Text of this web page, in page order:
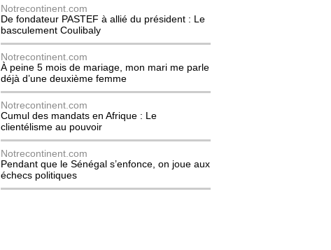
Notrecontinent.com
De fondateur PASTEF à allié du président : Le
basculement Coulibaly
Notrecontinent.com
À peine 5 mois de mariage, mon mari me parle
déjà d’une deuxième femme
Notrecontinent.com
Cumul des mandats en Afrique : Le
clientélisme au pouvoir
Notrecontinent.com
Pendant que le Sénégal s’enfonce, on joue aux
échecs politiques